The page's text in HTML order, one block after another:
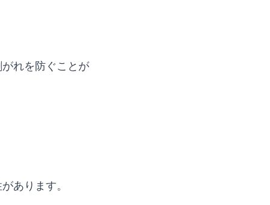
れを防ぐことが
あります。